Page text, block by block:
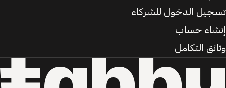
تسجيل الدخول للشركاء
إنشاء حساب
وثائق التكامل